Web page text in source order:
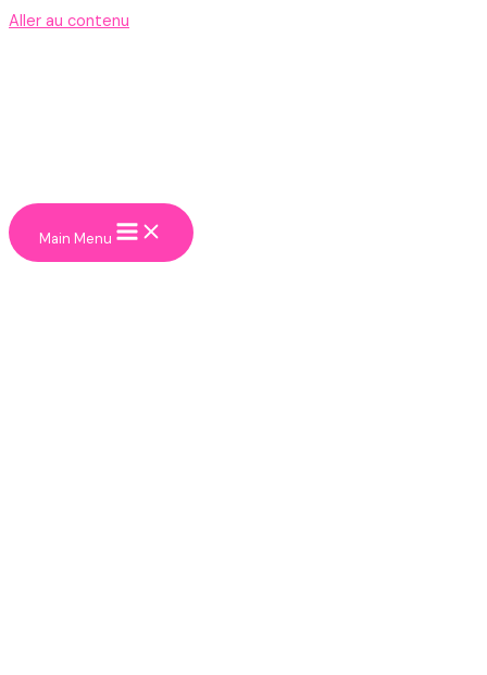
Aller au contenu
Main Menu